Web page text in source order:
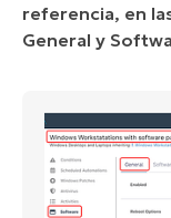
referencia, en
General y